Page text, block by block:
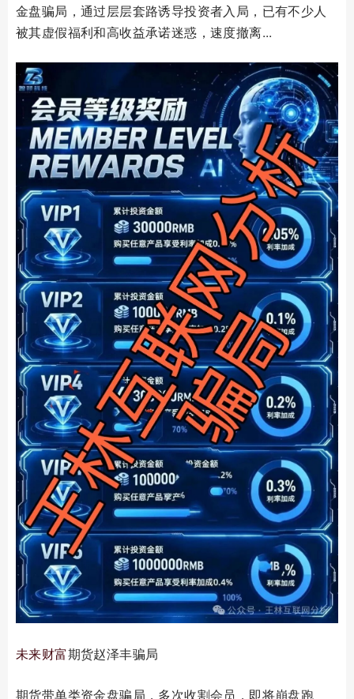
金盘骗局，通过层层套路诱导投资者入局，已有不少人
被其虚假福利和高收益承诺迷惑，速度撤离...
未来财富期货赵泽丰骗局
期货带单类资金盘骗局，多次收割会员，即将崩盘跑